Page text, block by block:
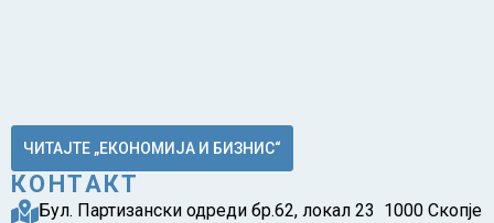
ЧИТАЈТЕ „ЕКОНОМИЈА И БИЗНИС“
КОНТАКТ
Бул. Партизански одреди бр.62, локал 23 1000 Скопје